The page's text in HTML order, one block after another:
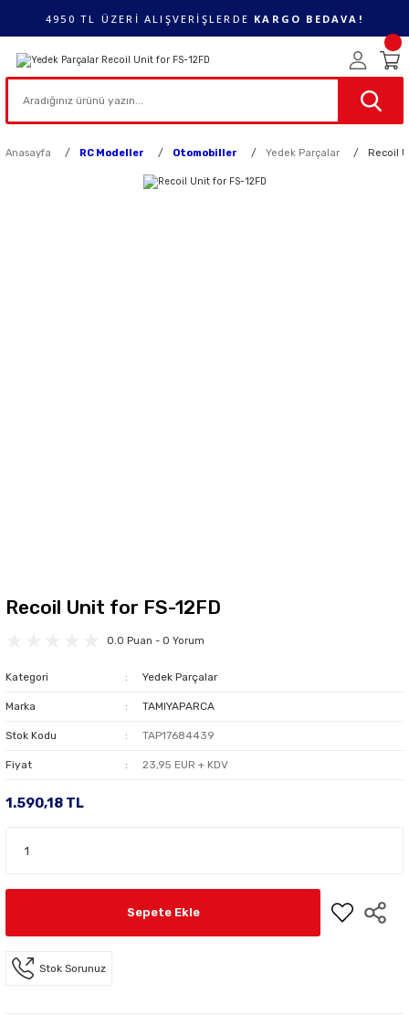
4950 TL ÜZERİ ALIŞVERİŞLERDE KARGO BEDAVA!
Anasayfa RC Modeller Otomobiller Yedek Parçalar Recoil
Recoil Unit for FS-12FD
0.0 Puan - 0 Yorum
Kategori Yedek Parçalar
Marka TAMIYAPARCA
Stok Kodu TAP17684439
Fiyat 23,95 EUR + KDV
1.590,18 TL
Sepete Ekle
Stok Sorunuz